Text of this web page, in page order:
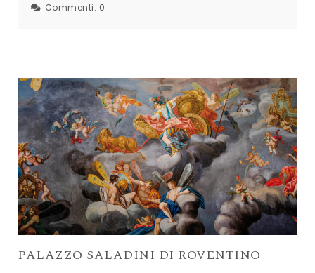
Commenti: 0
PALAZZO SALADINI DI ROVENTINO